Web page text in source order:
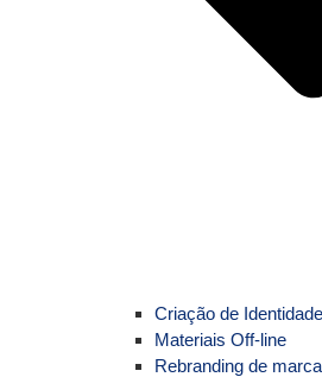
Criação de
Materiais Off-line
Rebranding de